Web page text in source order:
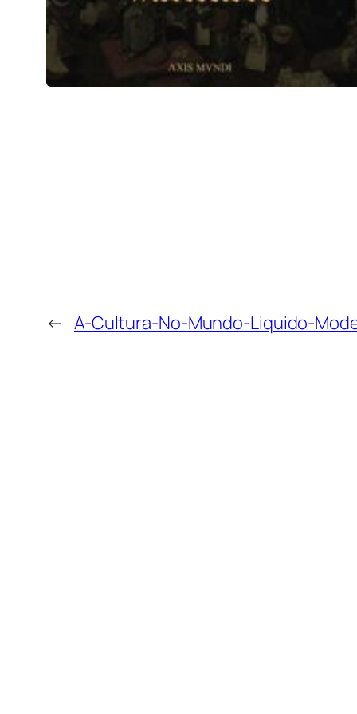
← A-Cultura-No-Mundo-Liquido-